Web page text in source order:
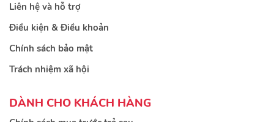
Liên hệ và hỗ trợ
Điều kiện & Điều khoản
Chính sách bảo mật
Trách nhiệm xã hội
DÀNH CHO KHÁCH HÀNG